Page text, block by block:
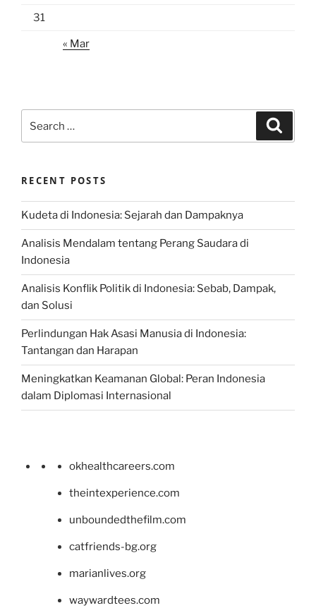
31
« Mar
for:
RECENT POSTS
Kudeta di Indonesia: Sejarah dan Dampaknya
Analisis Mendalam tentang Perang Saudara di
Indonesia
Analisis Konflik Politik di Indonesia: Sebab, Dampak,
dan Solusi
Perlindungan Hak Asasi Manusia di Indonesia:
Tantangan dan Harapan
Meningkatkan Keamanan Global: Peran Indonesia
dalam Diplomasi Internasional
okhealthcareers.com
theintexperience.com
unboundedthefilm.com
catfriends-bg.org
marianlives.org
waywardtees.com